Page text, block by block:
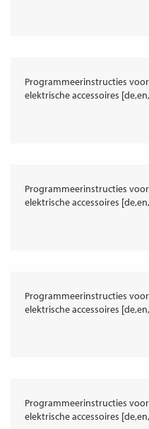
Programmeerinstructies voor
elektrische accessoires
Programmeerinstructies voor
elektrische accessoires
Programmeerinstructies voor
elektrische accessoires
Programmeerinstructies voor
elektrische accessoires